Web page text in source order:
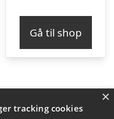
var:
kr. 179,95.
kr.
Gå til shop
×
tracking cookies